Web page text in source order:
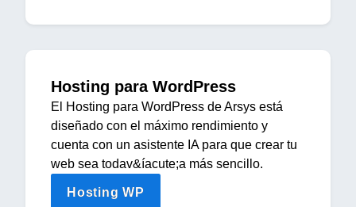
Hosting para WordPress
El Hosting para WordPress de Arsys está
diseñado con el máximo rendimiento y
cuenta con un asistente IA para que crear tu
web sea todav&íacute;a más sencillo.
Hosting WP